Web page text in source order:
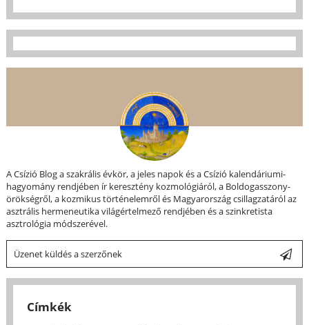
A Csízió Blog a szakrális évkör, a jeles napok és a Csízió kalendáriumi-
hagyomány rendjében ír keresztény kozmológiáról, a Boldogasszony-
örökségről, a kozmikus történelemről és Magyarország csillagzatáról az
asztrális hermeneutika világértelmező rendjében és a szinkretista
asztrológia módszerével.
Üzenet küldés a szerzőnek
Címkék